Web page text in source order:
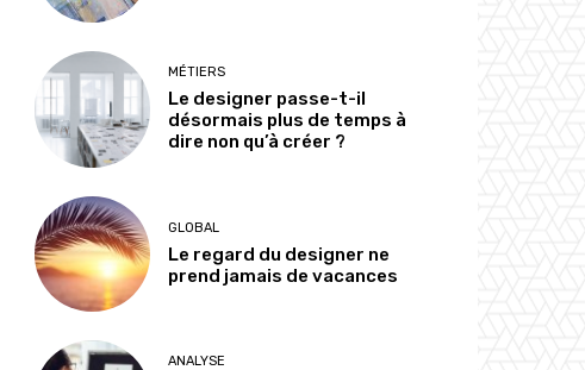
MÉTIERS
Le designer passe-t-il
désormais plus de temps à
dire non qu’à créer ?
GLOBAL
Le regard du designer ne
prend jamais de vacances
ANALYSE